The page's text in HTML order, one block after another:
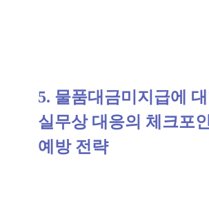
5. 물품대금미지급에
실무상 대응의 체크포
예방 전략